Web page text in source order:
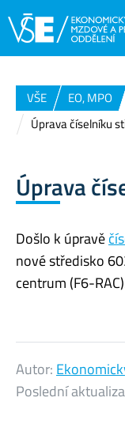
VŠE EO, MPO
Úprava číselníku
Úprava
Došlo k úpravě
nové středisko
centrum (F6-
Autor:
Poslední